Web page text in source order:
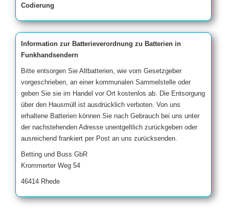
Codierung
Information zur Batterieverordnung zu Batterien in
Funkhandsendern
Bitte entsorgen Sie Altbatterien, wie vom Gesetzgeber
vorgeschrieben, an einer kommunalen Sammelstelle oder
geben Sie sie im Handel vor Ort kostenlos ab. Die Entsorgung
über den Hausmüll ist ausdrücklich verboten. Von uns
erhaltene Batterien können Sie nach Gebrauch bei uns unter
der nachstehenden Adresse unentgeltlich zurückgeben oder
ausreichend frankiert per Post an uns zurücksenden.
Betting und Buss GbR
Krommerter Weg 54
46414 Rhede